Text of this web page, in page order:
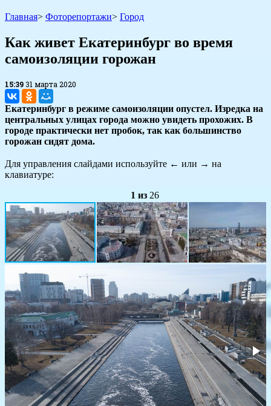
Главная> Фоторепортажи> Город
Как живет Екатеринбург во время
самоизоляции горожан
15:39 31 марта 2020
Екатеринбург в режиме самоизоляции опустел. Изредка на
центральных улицах города можно увидеть прохожих. В
городе практически нет пробок, так как большинство
горожан сидят дома.
Для управления слайдами используйте ← или → на
клавиатуре:
1 из 26